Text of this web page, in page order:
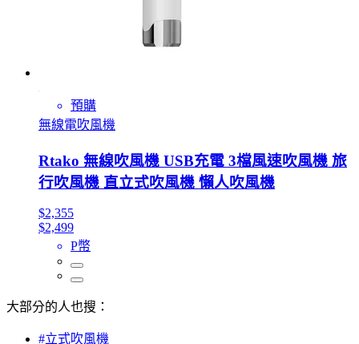
預購
無線電吹風機
Rtako 無線吹風機 USB充電 3檔風速吹風機 旅
行吹風機 直立式吹風機 懶人吹風機
$2,355
$2,499
P幣
大部分的人也搜：
#立式吹風機